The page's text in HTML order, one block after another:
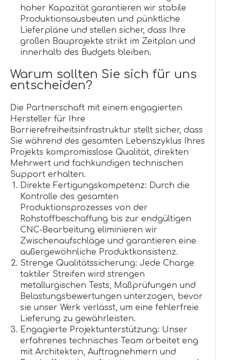
hoher Kapazität garantieren wir stabile
Produktionsausbeuten und pünktliche
Lieferpläne und stellen sicher, dass Ihre
großen Bauprojekte strikt im Zeitplan und
innerhalb des Budgets bleiben.
Warum sollten Sie sich für uns
entscheiden?
Die Partnerschaft mit einem engagierten
Hersteller für Ihre
Barrierefreiheitsinfrastruktur stellt sicher, dass
Sie während des gesamten Lebenszyklus Ihres
Projekts kompromisslose Qualität, direkten
Mehrwert und fachkundigen technischen
Support erhalten.
Direkte Fertigungskompetenz: Durch die
Kontrolle des gesamten
Produktionsprozesses von der
Rohstoffbeschaffung bis zur endgültigen
CNC-Bearbeitung eliminieren wir
Zwischenaufschläge und garantieren eine
außergewöhnliche Produktkonsistenz.
Strenge Qualitätssicherung: Jede Charge
taktiler Streifen wird strengen
metallurgischen Tests, Maßprüfungen und
Belastungsbewertungen unterzogen, bevor
sie unser Werk verlässt, um eine fehlerfreie
Lieferung zu gewährleisten.
Engagierte Projektunterstützung: Unser
erfahrenes technisches Team arbeitet eng
mit Architekten, Auftragnehmern und